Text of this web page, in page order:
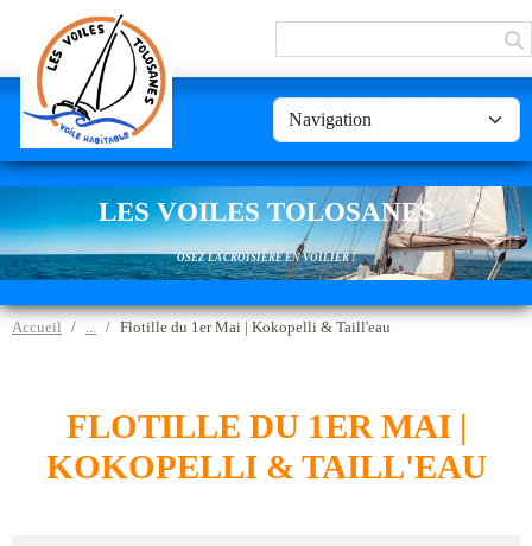
LES VOILES TOLOSANES
OSEZ LA CROISIÈRE EN VOILIER !
Accueil Flotille du 1er Mai | Kokopelli & Taill'eau
FLOTILLE DU 1ER MAI |
KOKOPELLI & TAILL'EAU
Panneau de gestion des cookies